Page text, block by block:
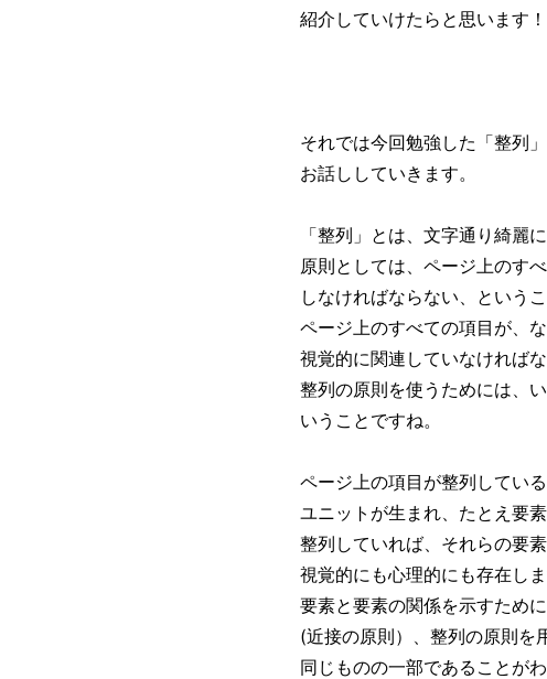
紹介していけたらと思います！
それでは今回勉強した「整列
お話ししていきます。
「整列」とは、文字通り綺麗
原則としては、ページ上のす
しなければならない、というこ
ページ上のすべての項目が、
視覚的に関連していなければな
整列の原則を使うためには、
いうことですね。
ページ上の項目が整列してい
ユニットが生まれ、たとえ要
整列していれば、それらの要
視覚的にも心理的にも存在しま
要素と要素の関係を示すため
(近接の原則）、整列の原則を
同じものの一部であることがわ